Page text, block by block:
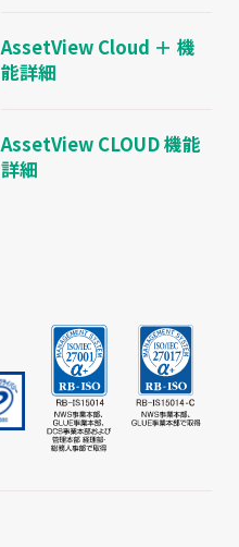
AssetView Cloud ＋ 機
能詳細
AssetView CLOUD 機能
詳細